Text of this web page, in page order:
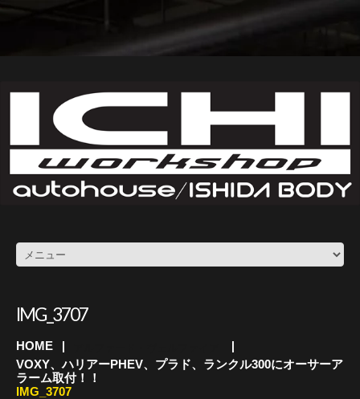
IMG_3707
HOME
VOXY、ハリアーPHEV、プラド、ランクル300にオーサーア
ラーム取付！！
IMG_3707